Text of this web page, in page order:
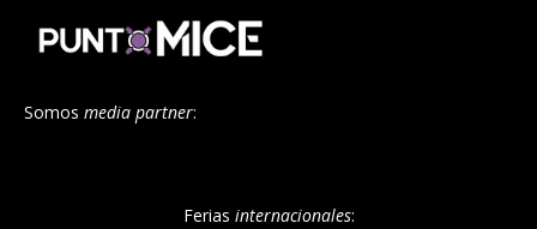
Somos media partner:
Ferias internacionales: